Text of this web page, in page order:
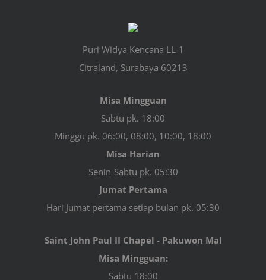
Puri Widya Kencana LL-1
Citraland, Surabaya 60213
Misa Mingguan
Sabtu pk. 18:00
Minggu pk. 06:00, 08:00, 10:00, 18:00
Misa Harian
Senin-Sabtu pk. 05:30
Jumat Pertama
Hari Jumat pertama setiap bulan pk. 05:30
Saint John Paul II Chapel - Pakuwon Mal
Misa Mingguan:
Sabtu 18:00